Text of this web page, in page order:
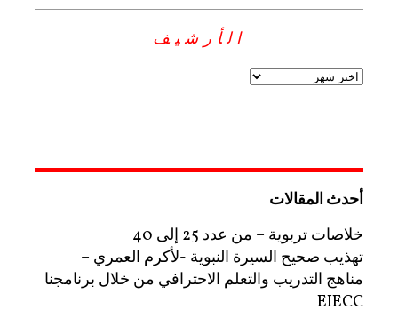
الأرشيف
أحدث المقالات
خلاصات تربوية – من عدد 25 إلى 40
تهذيب صحيح السيرة النبوية -لأكرم العمري –
مناهج التدريب والتعلم الاحترافي من خلال برنامجنا
EIECC